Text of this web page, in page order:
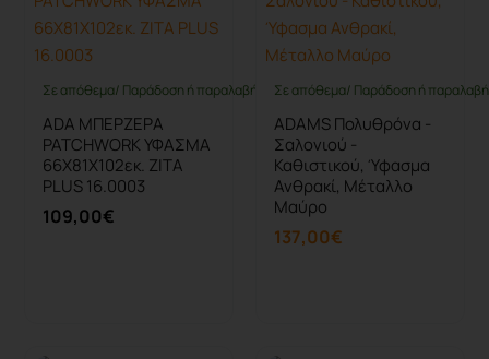
Σε απόθεμα/ Παράδοση ή παραλαβή έως 10 ημέρες
ADA ΜΠΕΡΖΕΡΑ
PATCHWORK ΥΦΑΣΜΑ
66Χ81Χ102εκ. ZITA
PLUS 16.0003
109,00€
Σε απόθεμα/ Παράδοση ή
ADAMS Πολυθρόνα -
Σαλονιού -
Καθιστικού, Ύφασμα
Ανθρακί, Μέταλλο
Μαύρο
137,00€